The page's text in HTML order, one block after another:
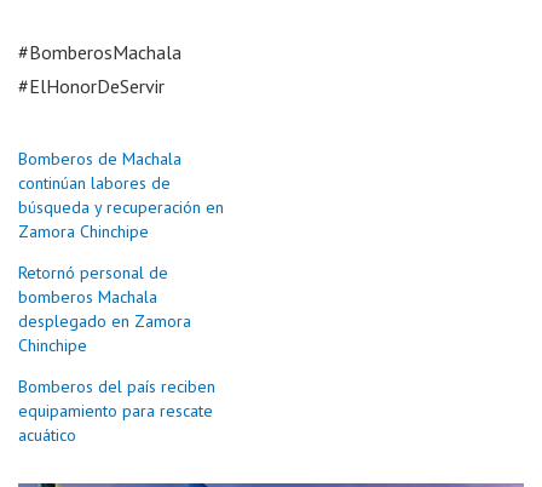
#BomberosMachala
#ElHonorDeServir
Bomberos de Machala
continúan labores de
búsqueda y recuperación en
Zamora Chinchipe
Retornó personal de
bomberos Machala
desplegado en Zamora
Chinchipe
Bomberos del país reciben
equipamiento para rescate
acuático